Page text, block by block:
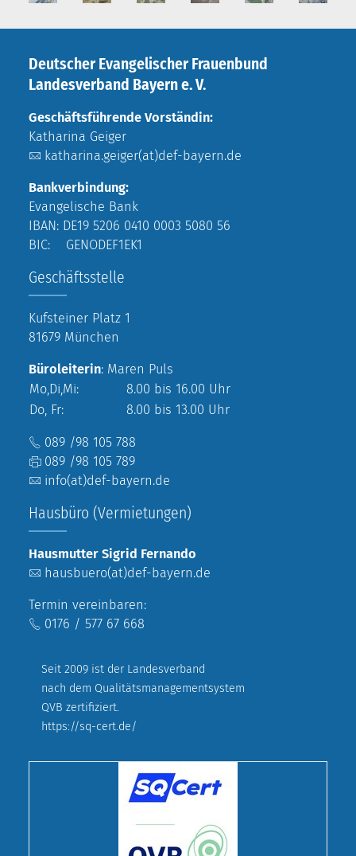
Deutscher Evangelischer Frauenbund
Landesverband Bayern e. V.
Geschäftsführende Vorständin:
Katharina Geiger
katharina.geiger(at)def-bayern.de
Bankverbindung:
Evangelische Bank
IBAN: DE19 5206 0410 0003 5080 56
BIC: GENODEF1EK1
Geschäftsstelle
Kufsteiner Platz 1
81679 München
Büroleiterin: Maren Puls
Mo,Di,Mi:
8.00 bis 16.00 Uhr
Do, Fr:
8.00 bis 13.00 Uhr
089 /98 105 788
089 /98 105 789
info(at)def-bayern.de
Hausbüro (Vermietungen)
Hausmutter Sigrid Fernando
hausbuero(at)def-bayern.de
Termin vereinbaren:
0176 / 577 67 668
Seit 2009 ist der Landesverband
nach dem Qualitätsmanagementsystem
QVB zertifiziert.
https://sq-cert.de/